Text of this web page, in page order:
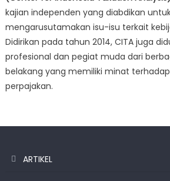
kajian independen yang diabdikan
mengarusutamakan isu-isu terkait
Didirikan pada tahun 2014, CITA juga
profesional dan pegiat muda dari
belakang yang memiliki minat
perpajakan.
ARTIKEL